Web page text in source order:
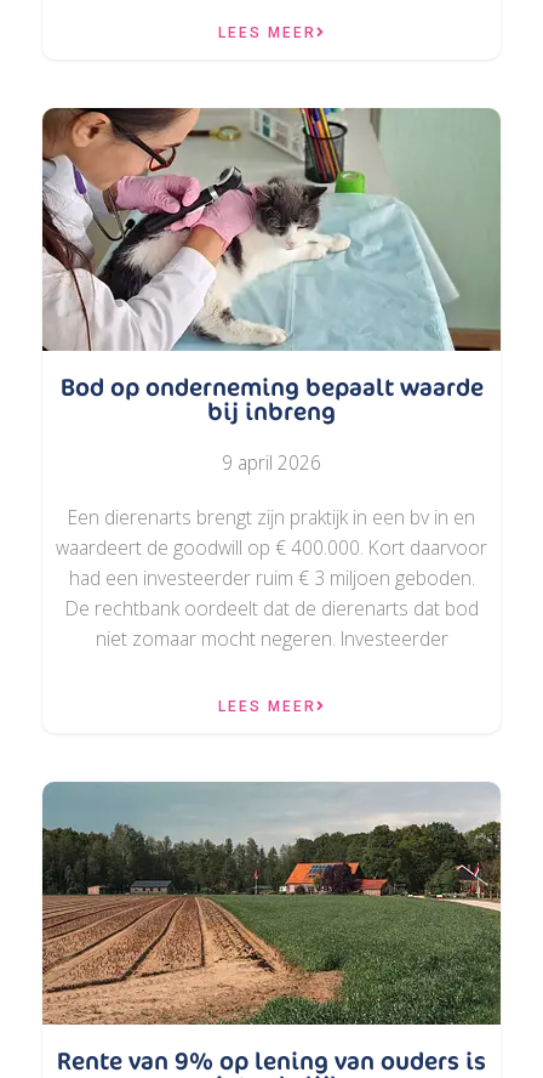
LEES MEER
Bod op onderneming bepaalt waarde
bij inbreng
9 april 2026
Een dierenarts brengt zijn praktijk in een bv in en
waardeert de goodwill op € 400.000. Kort daarvoor
had een investeerder ruim € 3 miljoen geboden.
De rechtbank oordeelt dat de dierenarts dat bod
niet zomaar mocht negeren. Investeerder
LEES MEER
Rente van 9% op lening van ouders is